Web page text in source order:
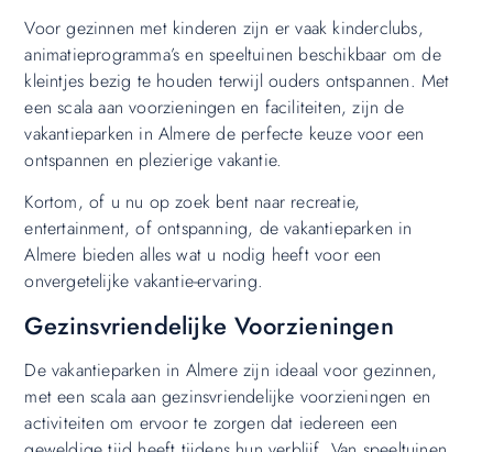
Voor gezinnen met kinderen zijn er vaak kinderclubs,
animatieprogramma’s en speeltuinen beschikbaar om de
kleintjes bezig te houden terwijl ouders ontspannen. Met
een scala aan voorzieningen en faciliteiten, zijn de
vakantieparken in Almere de perfecte keuze voor een
ontspannen en plezierige vakantie.
Kortom, of u nu op zoek bent naar recreatie,
entertainment, of ontspanning, de vakantieparken in
Almere bieden alles wat u nodig heeft voor een
onvergetelijke vakantie-ervaring.
Gezinsvriendelijke Voorzieningen
De vakantieparken in Almere zijn ideaal voor gezinnen,
met een scala aan gezinsvriendelijke voorzieningen en
activiteiten om ervoor te zorgen dat iedereen een